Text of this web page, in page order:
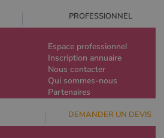
PROFESSIONNEL
Espace professionnel
Inscription annuaire
Nous contacter
Qui sommes-nous
Partenaires
DEMANDER UN DEVIS